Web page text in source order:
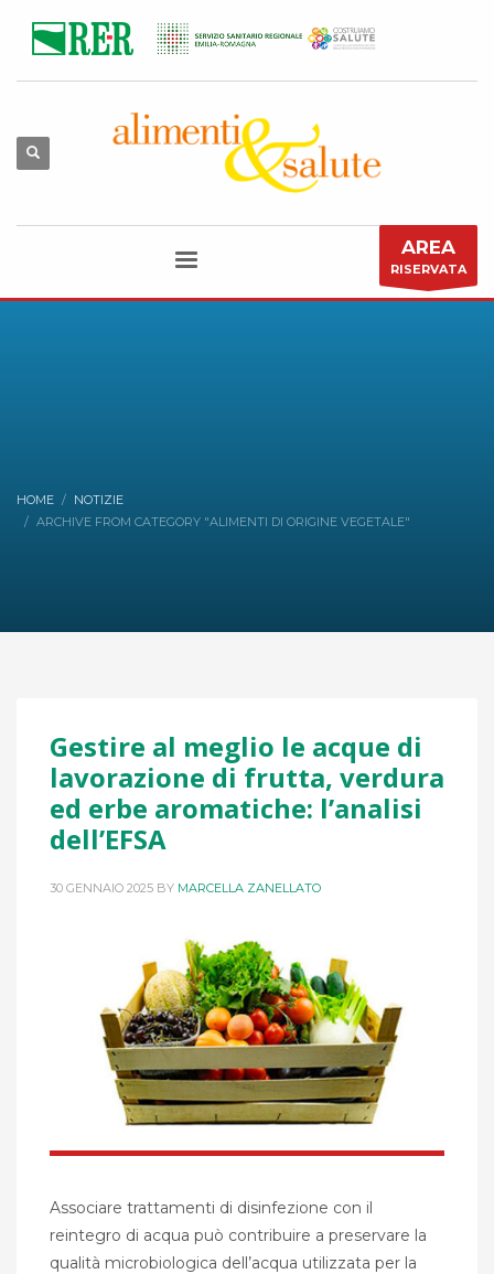
AREA
RISERVATA
HOME
NOTIZIE
ARCHIVE FROM CATEGORY "ALIMENTI DI ORIGINE VEGETALE"
Gestire al meglio le acque di
lavorazione di frutta, verdura
ed erbe aromatiche: l’analisi
dell’EFSA
30 GENNAIO 2025 BY MARCELLA ZANELLATO
Associare trattamenti di disinfezione con il
reintegro di acqua può contribuire a preservare la
qualità microbiologica dell’acqua utilizzata per la